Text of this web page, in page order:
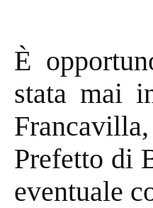
È
stata mai
Prefetto di
eventuale